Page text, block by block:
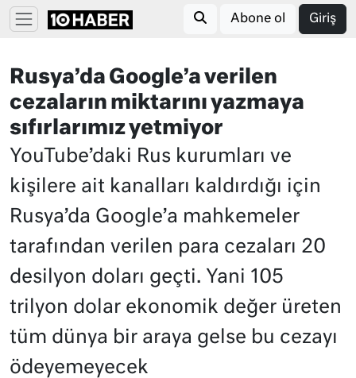
Abone ol Giriş
Rusya’da Google’a verilen
cezaların miktarını yazmaya
sıfırlarımız yetmiyor
YouTube’daki Rus kurumları ve
kişilere ait kanalları kaldırdığı için
Rusya’da Google’a mahkemeler
tarafından verilen para cezaları 20
desilyon doları geçti. Yani 105
trilyon dolar ekonomik değer üreten
tüm dünya bir araya gelse bu cezayı
ödeyemeyecek